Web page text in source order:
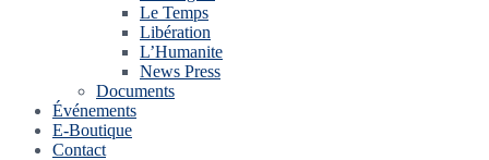
Le Temps
Libération
L’Humanite
News Press
Documents
Événements
E-Boutique
Contact